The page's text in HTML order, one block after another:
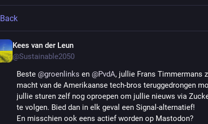
Back
Kees van der Leun
@Sustainable2050
Beste @groenlinks en @PvdA, jullie Frans Timmermans
macht van de Amerikaanse tech-bros teruggedrongen
jullie sturen zelf nog oproepen om jullie nieuws via
te volgen. Bied dan in elk geval een Signal-alternatief!
En misschien ook eens actief worden op Mastodon?